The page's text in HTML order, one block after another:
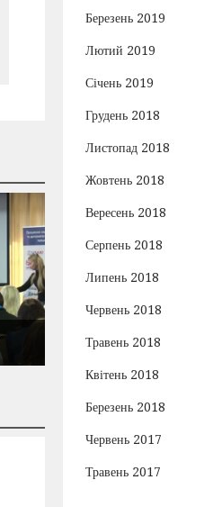
Березень 2019
Лютий 2019
Січень 2019
Грудень 2018
Листопад 2018
Жовтень 2018
Вересень 2018
Серпень 2018
Липень 2018
Червень 2018
Травень 2018
Квітень 2018
Березень 2018
Червень 2017
Травень 2017